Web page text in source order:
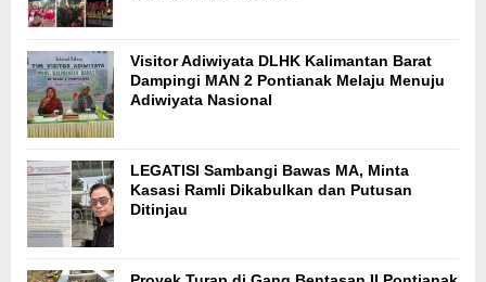
Visitor Adiwiyata DLHK Kalimantan Barat
Dampingi MAN 2 Pontianak Melaju Menuju
Adiwiyata Nasional
LEGATISI Sambangi Bawas MA, Minta
Kasasi Ramli Dikabulkan dan Putusan
Ditinjau